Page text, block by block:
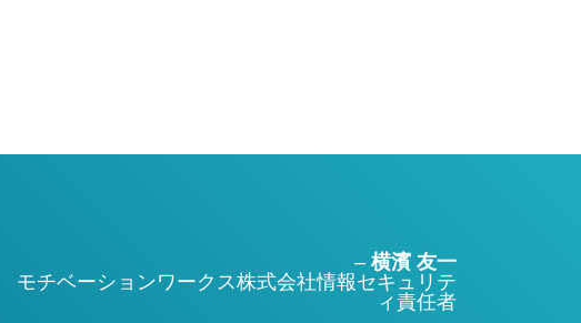
– 横濱 友一
モチベーションワークス株式会社​​​​​​​情報セキュリテ
ィ責任者